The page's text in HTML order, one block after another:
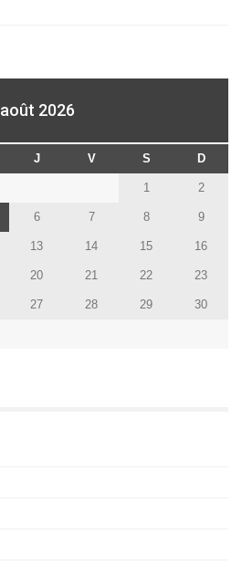
août 2026
J V S D
1 2
6 7 8 9
13 14 15 16
20 21 22 23
27 28 29 30